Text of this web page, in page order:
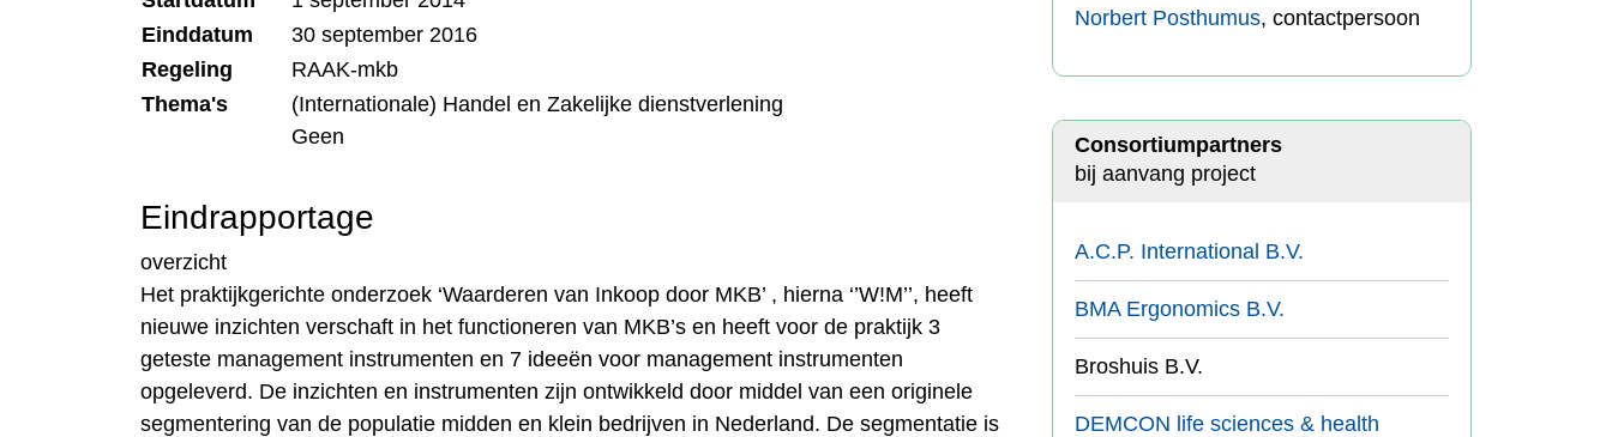
Einddatum
30 september 2016
Regeling
RAAK-mkb
Thema's
(Internationale) Handel en Zakelijke dienstverlening
Geen
Eindrapportage
overzicht
Het praktijkgerichte onderzoek ‘Waarderen van Inkoop door MKB’ , hierna ‘’W!M’’, heeft
nieuwe inzichten verschaft in het functioneren van MKB’s en heeft voor de praktijk 3
geteste management instrumenten en 7 ideeën voor management instrumenten
opgeleverd. De inzichten en instrumenten zijn ontwikkeld door middel van een originele
segmentering van de populatie midden en klein bedrijven in Nederland. De segmentatie is
Norbert Posthumus, contactpersoon
Consortiumpartners
bij aanvang project
A.C.P. International B.V.
BMA Ergonomics B.V.
Broshuis B.V.
DEMCON life sciences & health